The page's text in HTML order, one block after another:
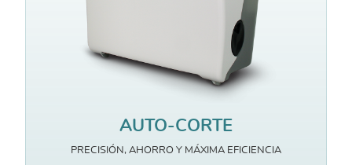
AUTO-CORTE
PRECISIÓN, AHORRO Y MÁXIMA EFICIENCIA